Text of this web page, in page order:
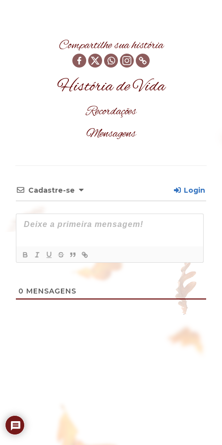
Compartilhe sua história
História de Vida
Recordações
Mensagens
Cadastre-se Login
0 MENSAGENS